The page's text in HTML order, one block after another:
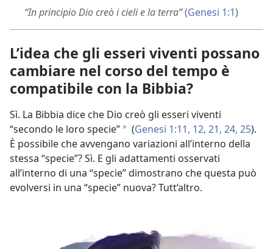
“In principio Dio creò i cieli e la terra”(Genesi 1:1)
L’idea che gli esseri viventi possano
cambiare nel corso del tempo è
compatibile con la Bibbia?
Sì. La Bibbia dice che Dio creò gli esseri viventi
“secondo le loro specie” * (Genesi 1:11, 12, 21, 24, 25).
È possibile che avvengano variazioni all’interno della
stessa “specie”? Sì. E gli adattamenti osservati
all’interno di una “specie” dimostrano che questa può
evolversi in una “specie” nuova? Tutt’altro.